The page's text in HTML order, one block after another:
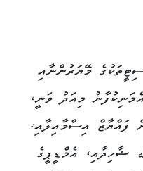
މޭޔަރުންނާއި
މިއަދު ވަނީ،
ފައްޔާޒް އިސްމާއިލާއި،
ޝާހިދާއި، އެމްޑީޕީގެ